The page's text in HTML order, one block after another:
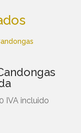
IVA incluido